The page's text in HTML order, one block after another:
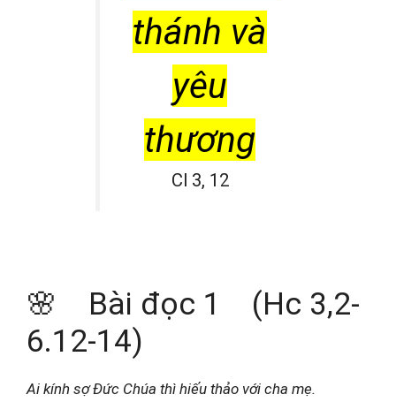
thánh và
yêu
thương
Cl 3, 12
🌸 Bài đọc 1 (Hc 3,2-
6.12-14)
Ai kính sợ Đức Chúa thì hiếu thảo với cha mẹ.